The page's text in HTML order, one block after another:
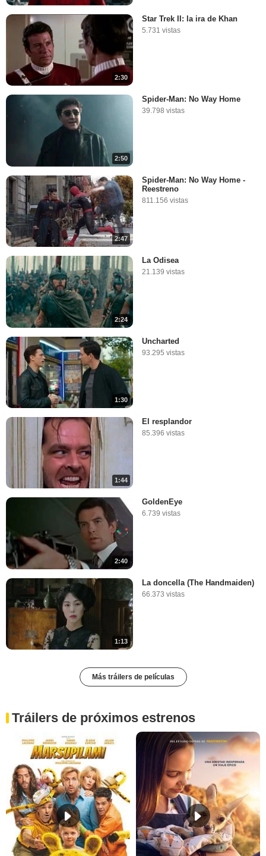
2:30
Star Trek II: la ira de Khan
5.731 vistas
2:50
Spider-Man: No Way Home
39.798 vistas
2:47
Spider-Man: No Way Home -
Reestreno
811.156 vistas
2:24
La Odisea
21.139 vistas
1:30
Uncharted
93.295 vistas
1:44
El resplandor
85.396 vistas
2:40
GoldenEye
6.739 vistas
1:13
La doncella (The Handmaiden)
66.373 vistas
Más tráilers de películas
Tráilers de próximos estrenos